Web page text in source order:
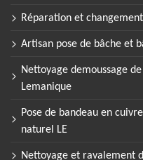
Réparation et
Artisan pose de bâche et
Nettoyage demoussage
Lemanique
Pose de bandeau en
naturel LE
Nettoyage et ravalement